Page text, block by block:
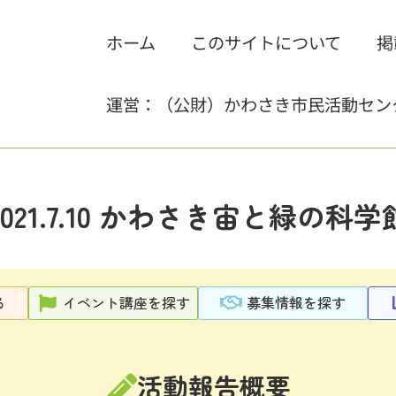
ホーム このサイトについて
運営：（公財）かわさき市民活動セ
かわさき宙と緑の科学
イベント講座を探す 募集情報を探す
活動報告概要